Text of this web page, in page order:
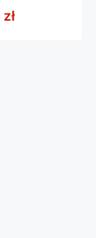
złZakres cen: